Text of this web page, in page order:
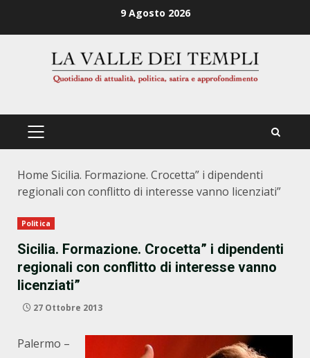
9 Agosto 2026
PRIMÄRES
Home Sicilia. Formazione. Crocetta” i dipendenti
regionali con conflitto di interesse vanno licenziati”
Politica
Sicilia. Formazione. Crocetta” i dipendenti
regionali con conflitto di interesse vanno
licenziati”
27 Ottobre 2013
Palermo –